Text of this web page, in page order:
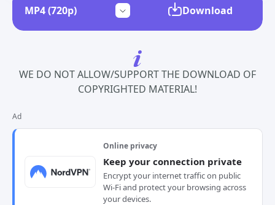
Download
WE DO NOT ALLOW/SUPPORT THE DOWNLOAD OF
COPYRIGHTED MATERIAL!
Ad
Online privacy
Keep your connection private
Encrypt your internet traffic on public
Wi-Fi and protect your browsing across
your devices.